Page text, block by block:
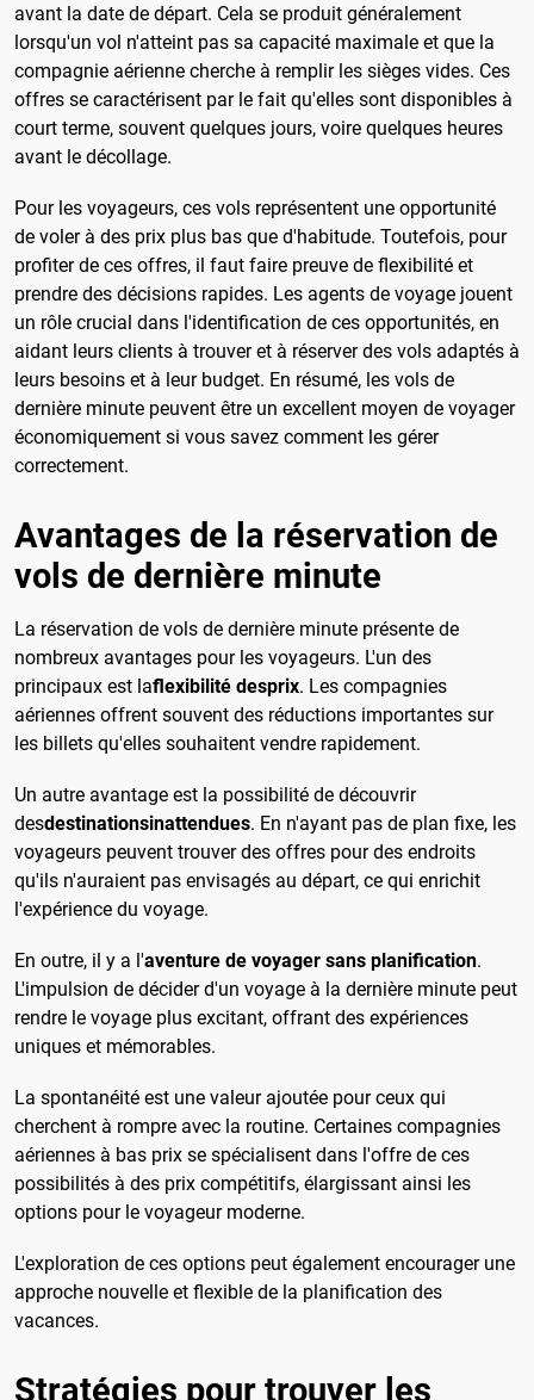
avant la date de départ. Cela se produit généralement
lorsqu'un vol n'atteint pas sa capacité maximale et que la
compagnie aérienne cherche à remplir les sièges vides. Ces
offres se caractérisent par le fait qu'elles sont disponibles à
court terme, souvent quelques jours, voire quelques heures
avant le décollage.
Pour les voyageurs, ces vols représentent une opportunité
de voler à des prix plus bas que d'habitude. Toutefois, pour
profiter de ces offres, il faut faire preuve de flexibilité et
prendre des décisions rapides. Les agents de voyage jouent
un rôle crucial dans l'identification de ces opportunités, en
aidant leurs clients à trouver et à réserver des vols adaptés à
leurs besoins et à leur budget. En résumé, les vols de
dernière minute peuvent être un excellent moyen de voyager
économiquement si vous savez comment les gérer
correctement.
Avantages de la réservation de
vols de dernière minute
La réservation de vols de dernière minute présente de
nombreux avantages pour les voyageurs. L'un des
principaux est laflexibilité desprix. Les compagnies
aériennes offrent souvent des réductions importantes sur
les billets qu'elles souhaitent vendre rapidement.
Un autre avantage est la possibilité de découvrir
desdestinationsinattendues. En n'ayant pas de plan fixe, les
voyageurs peuvent trouver des offres pour des endroits
qu'ils n'auraient pas envisagés au départ, ce qui enrichit
l'expérience du voyage.
En outre, il y a l'aventure de voyager sans planification.
L'impulsion de décider d'un voyage à la dernière minute peut
rendre le voyage plus excitant, offrant des expériences
uniques et mémorables.
La spontanéité est une valeur ajoutée pour ceux qui
cherchent à rompre avec la routine. Certaines compagnies
aériennes à bas prix se spécialisent dans l'offre de ces
possibilités à des prix compétitifs, élargissant ainsi les
options pour le voyageur moderne.
L'exploration de ces options peut également encourager une
approche nouvelle et flexible de la planification des
vacances.
Stratégies pour trouver les